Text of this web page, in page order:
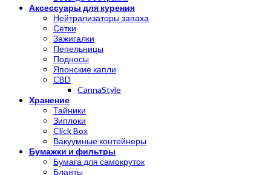
Аксессуары для курения
Нейтрализаторы запаха
Сетки
Зажигалки
Пепельницы
Подносы
Японские капли
CBD
CannaStyle
Хранение
Тайники
Зиплоки
Click Box
Вакуумные контейнеры
Бумажки и фильтры
Бумага для самокруток
Бланты